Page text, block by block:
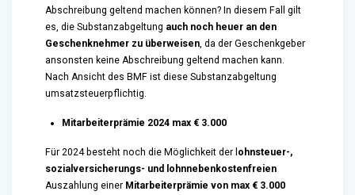
Abschreibung geltend machen können? In diesem Fall gilt
es, die Substanzabgeltung auch noch heuer an den
Geschenk­nehmer zu überweisen, da der Geschenkgeber
ansonsten keine Abschreibung geltend machen kann.
Nach Ansicht des BMF ist diese Substanzabgeltung
umsatzsteuerpflichtig.
Mitarbeiterprämie 2024 max € 3.000
Für 2024 besteht noch die Möglichkeit der l ohnsteuer-,
sozialversicherungs- und lohnnebenkostenfreien
Auszahlung einer Mitarbeiterprämie von max € 3.000